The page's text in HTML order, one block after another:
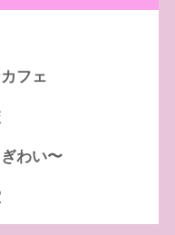
フェ
わい〜